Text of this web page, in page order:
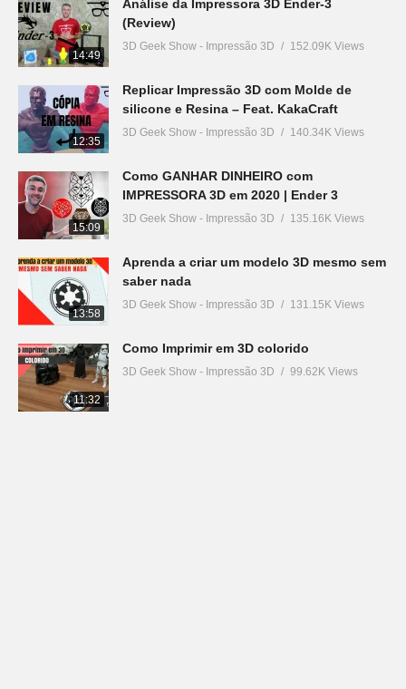
14:49
Análise da Impressora 3D Ender-3
(Review)
3D Geek Show - Impressão 3D 152.09K Views
12:35
Replicar Impressão 3D com Molde de
silicone e Resina – Feat. KakaCraft
3D Geek Show - Impressão 3D 140.34K Views
15:09
Como GANHAR DINHEIRO com
IMPRESSORA 3D em 2020 | Ender 3
3D Geek Show - Impressão 3D 135.16K Views
13:58
Aprenda a criar um modelo 3D mesmo sem
saber nada
3D Geek Show - Impressão 3D 131.15K Views
11:32
Como Imprimir em 3D colorido
3D Geek Show - Impressão 3D 99.62K Views